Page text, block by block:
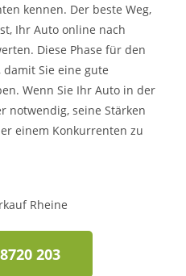
kennen. Der beste Weg,
Ihr Auto online nach
Diese Phase für den
Sie eine gute
Wenn Sie Ihr Auto in der
notwendig, seine Stärken
einem Konkurrenten zu
203